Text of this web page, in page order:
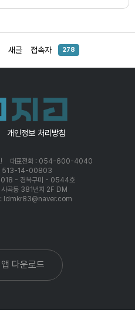
새글 접속자 278
개인정보 처리방침
대표전화 : 054-600-4040
: 513-14-00803
- 경북구미 - 0544호
사곡동 381번지 2F DM
) : ldmkr83@naver.com
다운로드